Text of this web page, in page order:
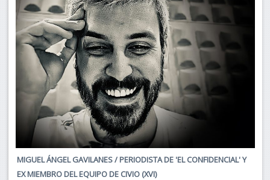
MIGUEL ÁNGEL GAVILANES / PERIODISTA DE 'EL CONFIDENCIAL' Y
EX MIEMBRO DEL EQUIPO DE CIVIO (XVI)